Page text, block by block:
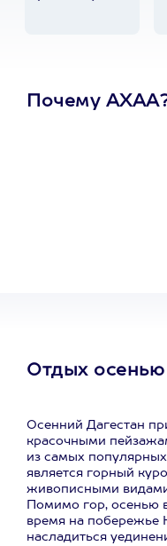
Почему
Отдых осенью
Осенний Дагестан
красочными
из самых
является горный
живописными
Помимо гор, осенью
время на побережье
насладиться